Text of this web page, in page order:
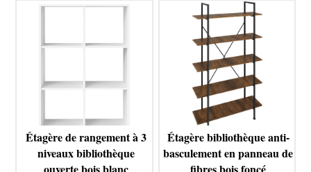
Étagère de rangement à 3
niveaux bibliothèque
ouverte bois blanc
Étagère bibliothèque anti-
basculement en panneau de
fibres bois foncé